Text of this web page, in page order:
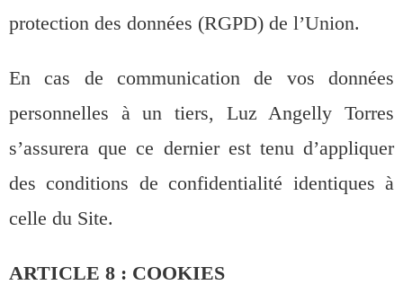
protection des données (RGPD) de l’Union.
En cas de communication de vos données
personnelles à un tiers, Luz Angelly Torres
s’assurera que ce dernier est tenu d’appliquer
des conditions de confidentialité identiques à
celle du Site.
ARTICLE 8 : COOKIES